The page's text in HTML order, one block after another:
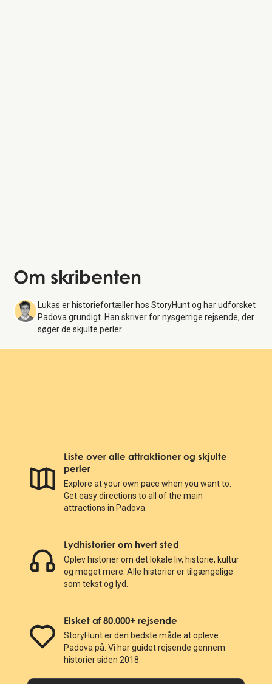
Om skribenten
Lukas er historiefortæller hos StoryHunt og har udforsket
Padova grundigt. Han skriver for nysgerrige rejsende, der
søger de skjulte perler.
Liste over alle attraktioner og skjulte
perler
Explore at your own pace when you want to.
Get easy directions to all of the main
attractions in Padova.
Lydhistorier om hvert sted
Oplev historier om det lokale liv, historie, kultur
og meget mere. Alle historier er tilgængelige
som tekst og lyd.
Elsket af 80.000+ rejsende
StoryHunt er den bedste måde at opleve
Padova på. Vi har guidet rejsende gennem
historier siden 2018.